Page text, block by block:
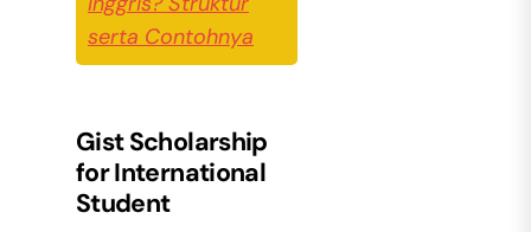
serta Contohnya
Gist Scholarship
for International
Student